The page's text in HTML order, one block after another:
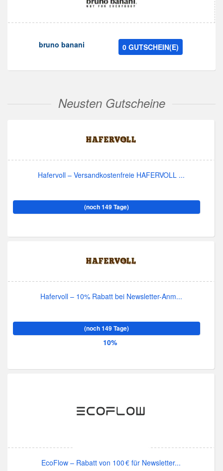
bruno banani 0 GUTSCHEIN(E)
Neusten Gutscheine
Hafervoll – Versandkostenfreie HAFERVOLL ...
(noch 149 Tage)
Hafervoll – 10% Rabatt bei Newsletter-Anm...
(noch 149 Tage)
10%
EcoFlow – Rabatt von 100 € für Newsletter...